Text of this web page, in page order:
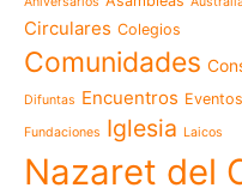
Circulares Colegios
Comunidades
Difuntas Encuentros Eventos
Fundaciones Iglesia Laicos
Nazaret del